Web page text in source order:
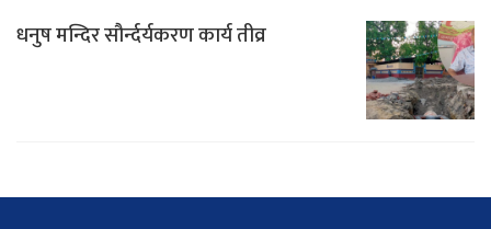
धनुष मन्दिर सौर्न्दर्यकरण कार्य तीव्र